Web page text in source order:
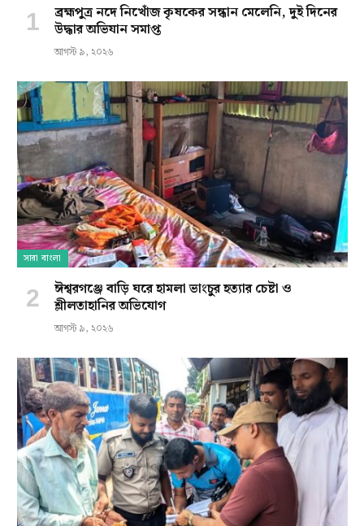
ব্রহ্মপুত্র নদে নিখোঁজ কৃষকের সন্ধান মেলেনি, দুই দিনের
উদ্ধার অভিযান সমাপ্ত
আগস্ট ৯, ২০২৬
সারা বাংলা
ঈশ্বরগঞ্জে বাড়ি ঘরে হামলা ভাংচুর হত্যার চেষ্টা ও
শ্লীলতাহানির অভিযোগ
আগস্ট ৯, ২০২৬